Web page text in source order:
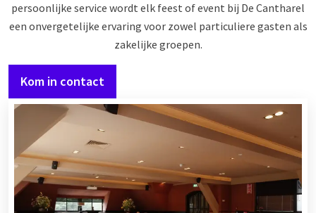
persoonlijke service wordt elk feest of event bij De Cantharel
een onvergetelijke ervaring voor zowel particuliere gasten als
zakelijke groepen.
Kom in contact